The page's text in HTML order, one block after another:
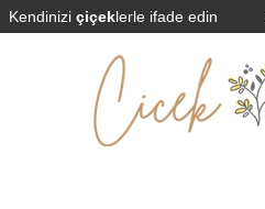
Kendinizi çiçeklerle ifade edin